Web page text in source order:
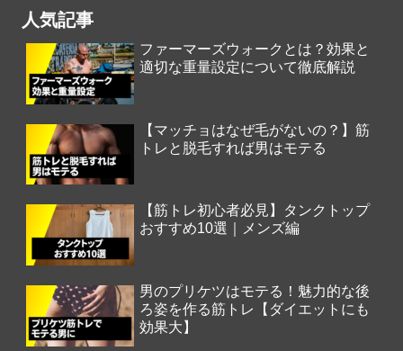
人気記事
ファーマーズウォークとは？効果と
適切な重量設定について徹底解説
【マッチョはなぜ毛がないの？】筋
トレと脱毛すれば男はモテる
【筋トレ初心者必見】タンクトップ
おすすめ10選｜メンズ編
男のプリケツはモテる！魅力的な後
ろ姿を作る筋トレ【ダイエットにも
効果大】